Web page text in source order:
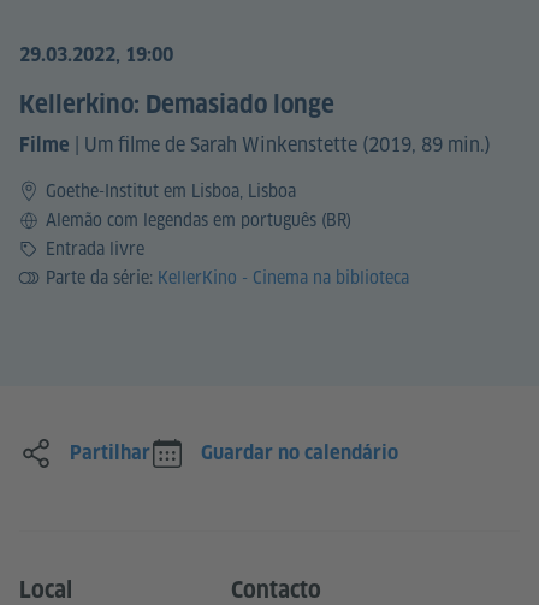
29.03.2022, 19:00
Kellerkino: Demasiado longe
Filme | Um filme de Sarah Winkenstette (2019, 89 min.)
Goethe-Institut em Lisboa, Lisboa
IdiomaAlemão com legendas em português (BR)
PreçoEntrada livre
Parte da série: KellerKino - Cinema na biblioteca
Partilhar Guardar no calendário
Local Contacto